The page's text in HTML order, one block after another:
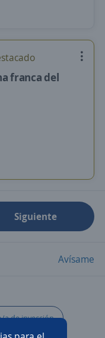
franca del
Siguiente
Avísame
a de inyección